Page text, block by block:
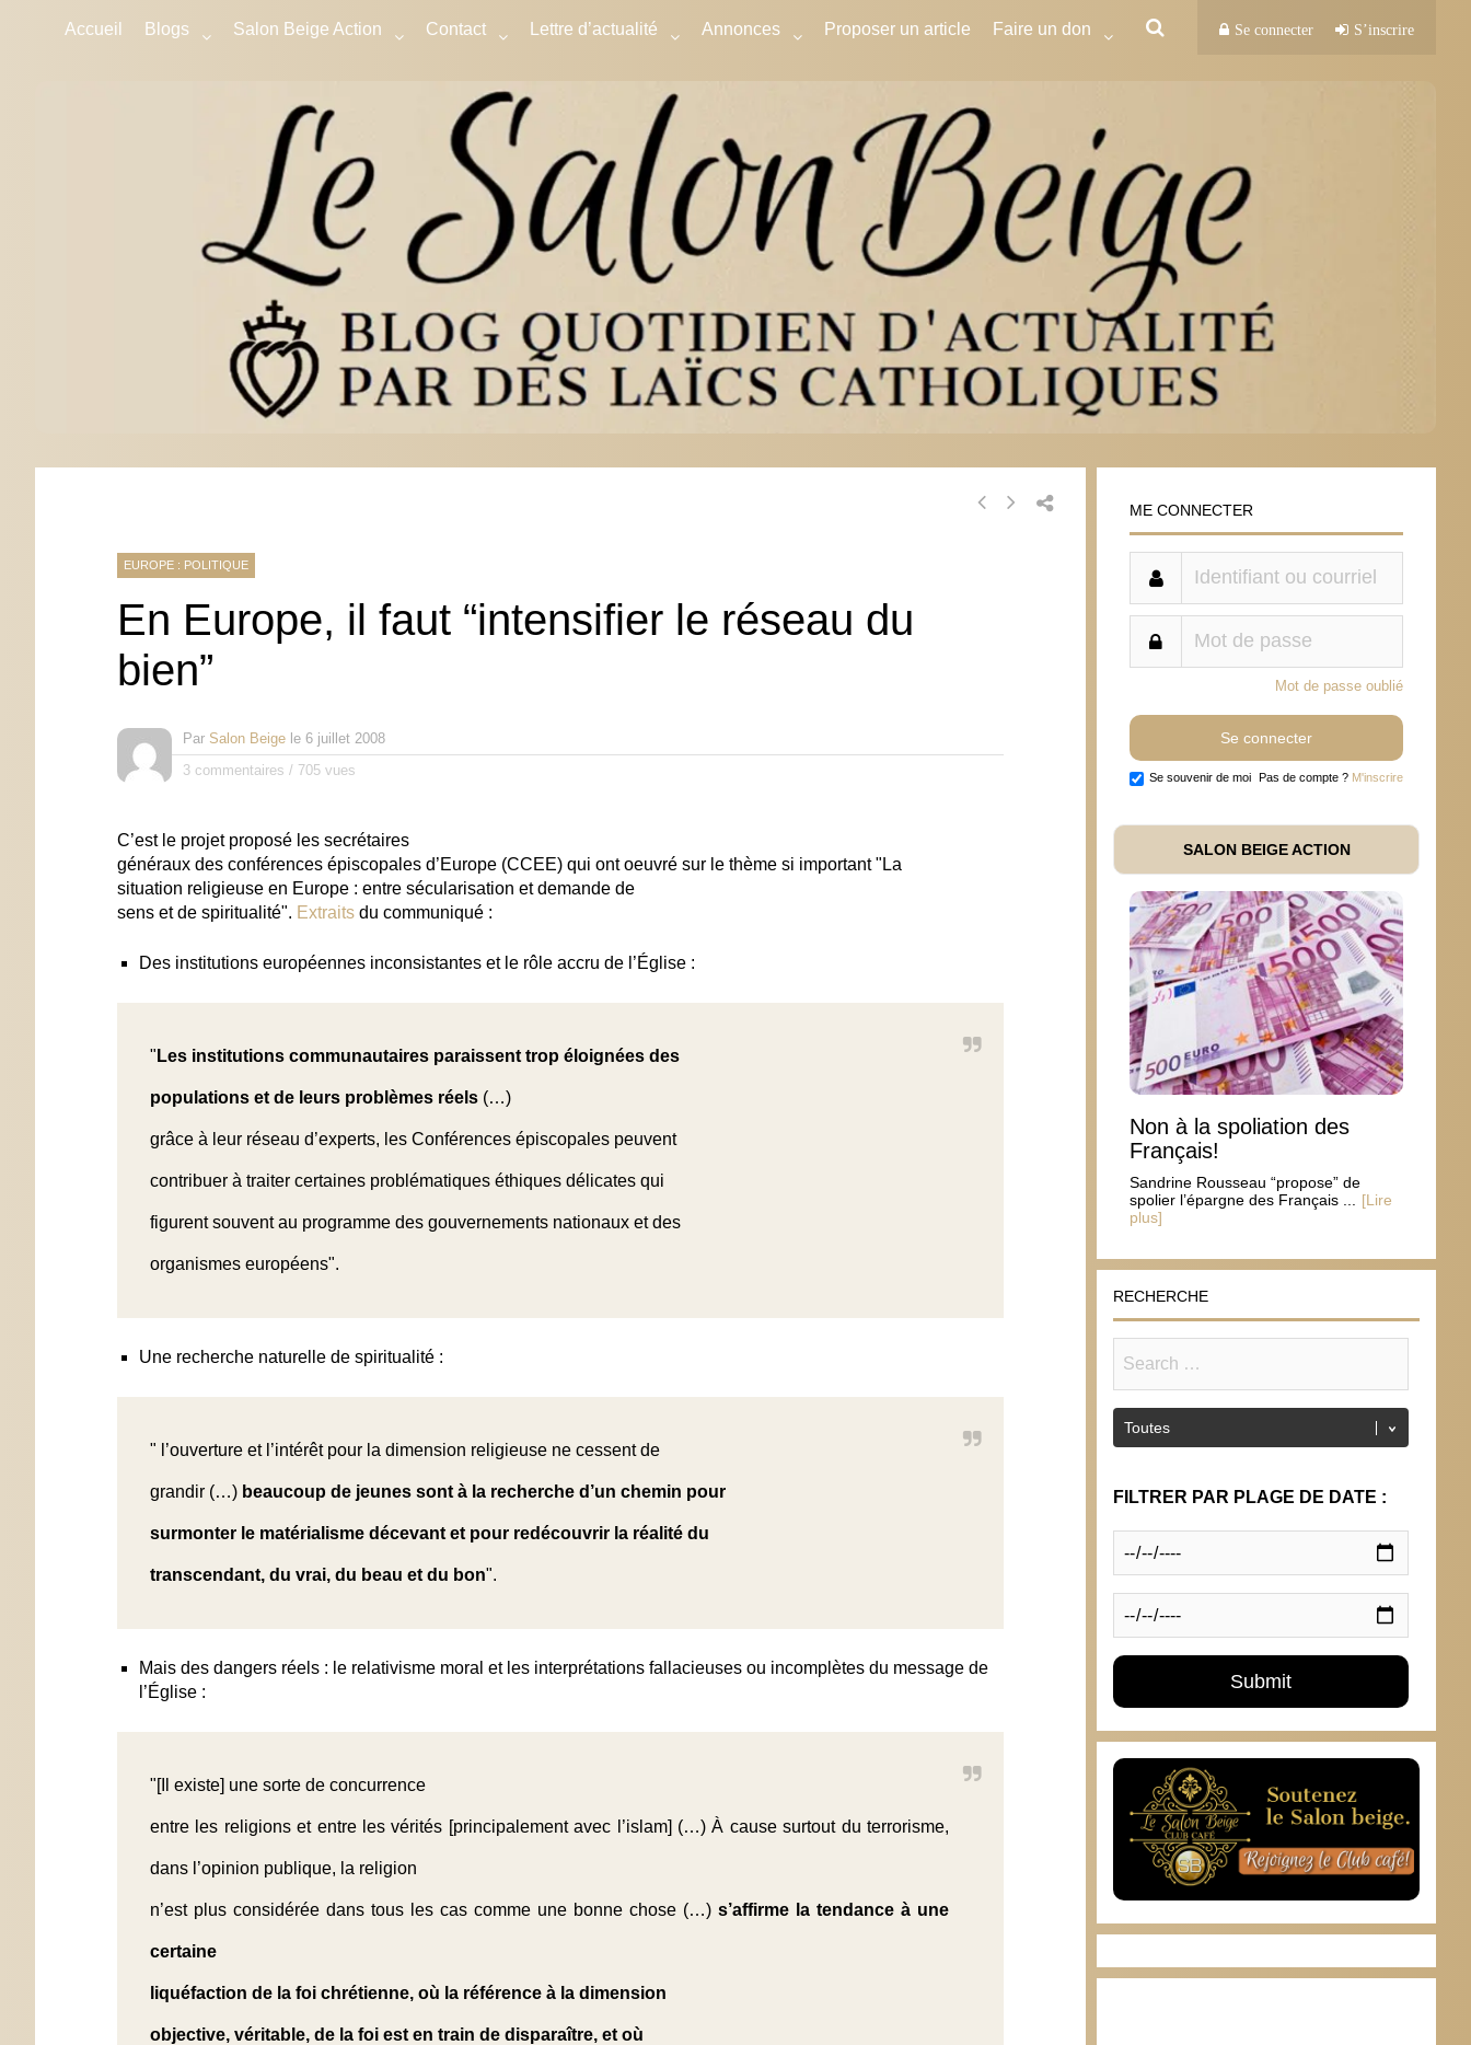
Accueil Blogs Salon Beige Action Contact Lettre d’actualité Annonces Proposer un article Faire un don Se connecter S’inscrire
EUROPE : POLITIQUE
En Europe, il faut “intensifier le réseau du
bien”
Par Salon Beige le 6 juillet 2008
3 commentaires / 705 vues
C’est le projet proposé les secrétaires
généraux des conférences épiscopales d’Europe (CCEE) qui ont oeuvré sur le thème si important "La
situation religieuse en Europe : entre sécularisation et demande de
sens et de spiritualité". Extraits du communiqué :
Des institutions européennes inconsistantes et le rôle accru de l’Église :
" Les institutions communautaires paraissent trop éloignées des
populations et de leurs problèmes réels (…)
grâce à leur réseau d’experts, les Conférences épiscopales peuvent
contribuer à traiter certaines problématiques éthiques délicates qui
figurent souvent au programme des gouvernements nationaux et des
organismes européens".
Une recherche naturelle de spiritualité :
" l’ouverture et l’intérêt pour la dimension religieuse ne cessent de
grandir (…) beaucoup de jeunes sont à la recherche d’un chemin pour
surmonter le matérialisme décevant et pour redécouvrir la réalité du
transcendant, du vrai, du beau et du bon".
Mais des dangers réels : le relativisme moral et les interprétations fallacieuses ou incomplètes du message de
l’Église :
"[Il existe] une sorte de concurrence
entre les religions et entre les vérités [principalement avec l’islam] (…) À cause surtout du terrorisme,
dans l’opinion publique, la religion
n’est plus considérée dans tous les cas comme une bonne chose (…) s’affirme la tendance à une
certaine
liquéfaction de la foi chrétienne, où la référence à la dimension
objective, véritable, de la foi est en train de disparaître, et où
ME CONNECTER
Mot de passe oublié
Se souvenir de moi Pas de compte ? M'inscrire
SALON BEIGE ACTION
Non à la spoliation des
Français!
Sandrine Rousseau “propose” de
spolier l’épargne des Français ...
[Lire
plus]
RECHERCHE
FILTRER PAR PLAGE DE DATE :